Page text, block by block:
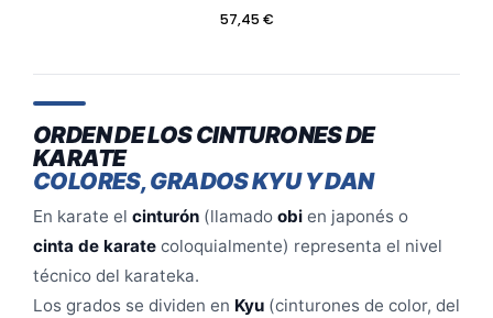
57,45 €
ORDEN DE LOS CINTURONES DE
KARATE
COLORES, GRADOS KYU Y DAN
En karate el cinturón (llamado obi en japonés o
cinta de karate coloquialmente) representa el nivel
técnico del karateka.
Los grados se dividen en Kyu (cinturones de color, del